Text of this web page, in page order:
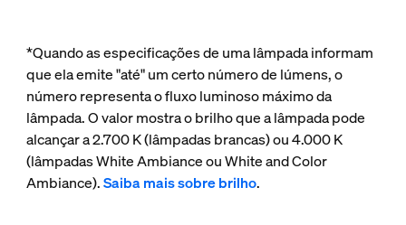
*Quando as especificações de uma lâmpada informam
que ela emite "até" um certo número de lúmens, o
número representa o fluxo luminoso máximo da
lâmpada. O valor mostra o brilho que a lâmpada pode
alcançar a 2.700 K (lâmpadas brancas) ou 4.000 K
(lâmpadas White Ambiance ou White and Color
Ambiance).Saiba mais sobre brilho.